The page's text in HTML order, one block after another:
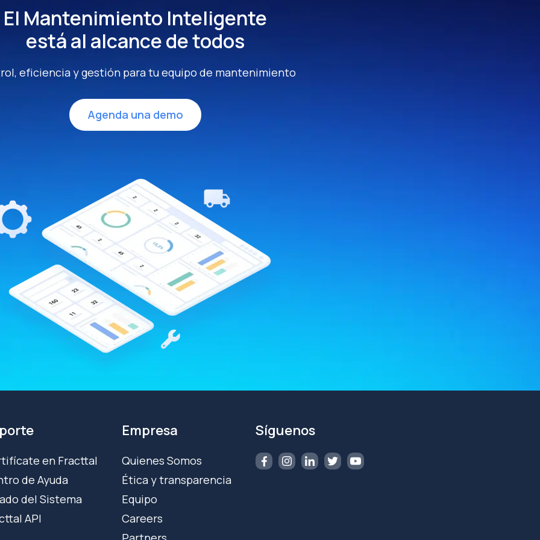
El Mantenimiento Inteligente
está al alcance de todos
eficiencia y gestión para tu equipo de mantenimiento
Agenda una demo
en Fracttal
de Ayuda
del Sistema
API
Empresa
Quienes Somos
Ética y transparencia
Equipo
Careers
Síguenos